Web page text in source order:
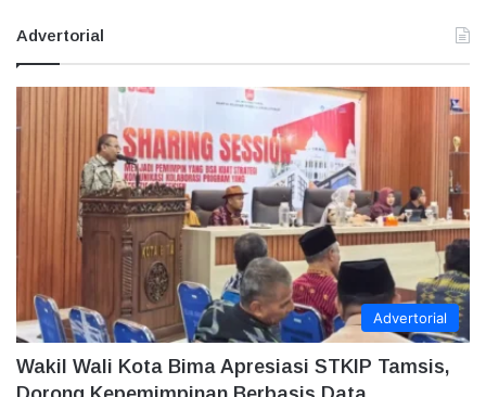
Advertorial
Advertorial
Wakil Wali Kota Bima Apresiasi STKIP Tamsis,